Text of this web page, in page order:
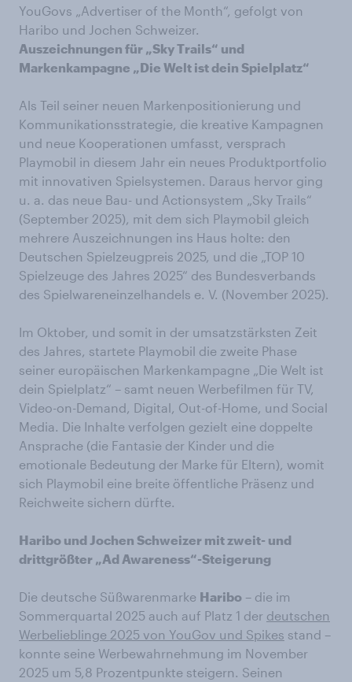
YouGovs „Advertiser of the Month“, gefolgt von
Haribo und Jochen Schweizer.
Auszeichnungen für „Sky Trails“ und
Markenkampagne „Die Welt ist dein Spielplatz“
Als Teil seiner neuen Markenpositionierung und
Kommunikationsstrategie, die kreative Kampagnen
und neue Kooperationen umfasst, versprach
Playmobil in diesem Jahr ein neues Produktportfolio
mit innovativen Spielsystemen. Daraus hervor ging
u. a. das neue Bau- und Actionsystem „Sky Trails“
(September 2025), mit dem sich Playmobil gleich
mehrere Auszeichnungen ins Haus holte: den
Deutschen Spielzeugpreis 2025, und die „TOP 10
Spielzeuge des Jahres 2025“ des Bundesverbands
des Spielwareneinzelhandels e. V. (November 2025).
Im Oktober, und somit in der umsatzstärksten Zeit
des Jahres, startete Playmobil die zweite Phase
seiner europäischen Markenkampagne „Die Welt ist
dein Spielplatz“ – samt neuen Werbefilmen für TV,
Video-on-Demand, Digital, Out-of-Home, und Social
Media. Die Inhalte verfolgen gezielt eine doppelte
Ansprache (die Fantasie der Kinder und die
emotionale Bedeutung der Marke für Eltern), womit
sich Playmobil eine breite öffentliche Präsenz und
Reichweite sichern dürfte.
Haribo und Jochen Schweizer mit zweit- und
drittgrößter „Ad Awareness“-Steigerung
Die deutsche Süßwarenmarke Haribo – die im
Sommerquartal 2025 auch auf Platz 1 der deutschen
Werbelieblinge 2025 von YouGov und Spikes stand –
konnte seine Werbewahrnehmung im November
2025 um 5,8 Prozentpunkte steigern. Seinen